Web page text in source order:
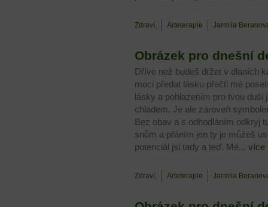
Zdraví, Arteterapie Jarmila
Obrázek pro dnešní
Dříve než budeš držet v dlaních
moci předat lásku přečti mé
lásky a pohlazením pro tvou
chladem. Je ale zároveň
Bez obav a s odhodláním odkryj
snům a přáním jen ty je můžeš
potenciál jsi tady a teď. Mé... více
Zdraví, Arteterapie Jarmila